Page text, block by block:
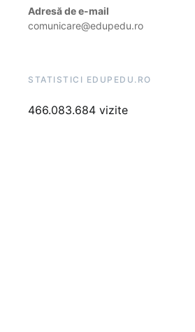
Adresă de e-mail
comunicare@edupedu.ro
STATISTICI EDUPEDU.RO
466.083.684 vizite